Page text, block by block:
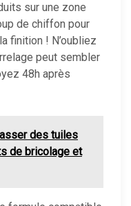
sur une zone
de chiffon pour
finition ! N’oubliez
peut sembler
48h après
des tuiles
de bricolage et